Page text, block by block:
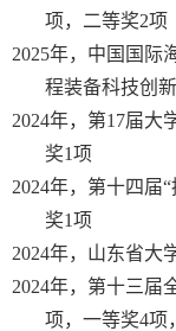
项，二等奖2项
2025年，中国国际
程装备科技创
2024年，第17届大
奖1项
2024年，第十四届
奖1项
2024年，山东省大
2024年，第十三届
项，一等奖4项